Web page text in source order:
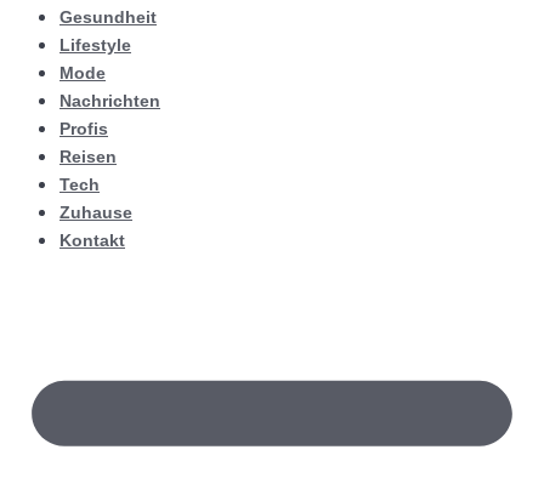
Gesundheit
Lifestyle
Mode
Nachrichten
Profis
Reisen
Tech
Zuhause
Kontakt